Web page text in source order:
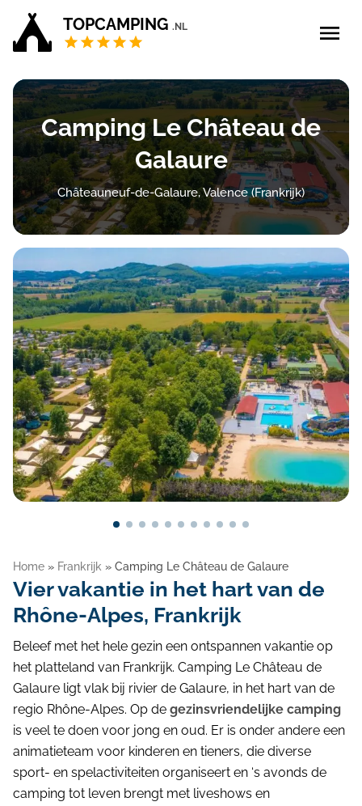
TOPCAMPING .NL
Blog
5 sterren campings
4 sterren campings
Campings Privé sanitair
Bedrijf aanmelden
Blog
Camping Le Château de
Galaure
Châteauneuf-de-Galaure, Valence (Frankrijk)
Home » Frankrijk » Camping Le Château de Galaure
Vier vakantie in het hart van de
Rhône-Alpes, Frankrijk
Beleef met het hele gezin een ontspannen vakantie op
het platteland van Frankrijk. Camping Le Château de
Galaure ligt vlak bij rivier de Galaure, in het hart van de
regio Rhône-Alpes. Op de gezinsvriendelijke camping
is veel te doen voor jong en oud. Er is onder andere een
animatieteam voor kinderen en tieners, die diverse
sport- en spelactiviteiten organiseert en ‘s avonds de
camping tot leven brengt met liveshows en